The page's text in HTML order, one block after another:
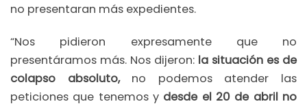
no presentaran más expedientes.
“Nos pidieron expresamente que no
presentáramos más. Nos dijeron: la situación es de
colapso absoluto, no podemos atender las
peticiones que tenemos y desde el 20 de abril no